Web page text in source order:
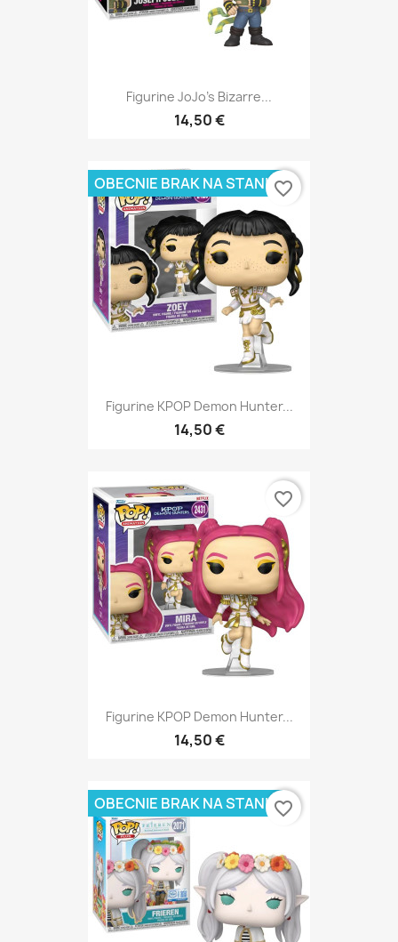
Figurine JoJo's Bizarre...
14,50 €
Figurine KPOP Demon Hunter...
14,50 €
OBECNIE BRAK NA STANIEfavorite_border
Figurine KPOP Demon Hunter...
14,50 €
favorite_border
OBECNIE BRAK NA STANIEfavorite_border